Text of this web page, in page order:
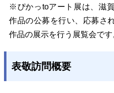
※ぴかっtoアート展は、滋
作品の公募を行い、応募さ
作品の展示を行う展覧会です
表敬訪問概要